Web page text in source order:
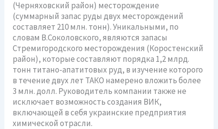
(Черняховский район) месторождение
(суммарный запас руды двух месторождений
составляет 210 млн. тонн). Уникальными, по
словам В.Соколовского, являются запасы
Стремигородского месторождения (Коростенский
район), которые составляют порядка 1,2 млрд.
тонн титано-апатитовых руд, в изучение которого
в течение двух лет ТАКО намерено вложить более
3 млн. долл. Руководитель компании также не
исключает возможность создания ВИК,
включающей в себя украинские предприятия
химической отрасли.